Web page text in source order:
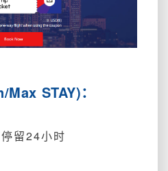
STAY)：
留24小时